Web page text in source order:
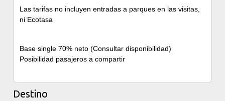
Las tarifas no incluyen entradas a parques en las visitas,
ni Ecotasa
Base single 70% neto (Consultar disponibilidad)
Posibilidad pasajeros a compartir
Destino